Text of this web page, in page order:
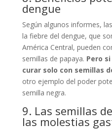
dengue
Según algunos informes,
la fiebre del dengue, que
América Central, pueden
semillas de papaya. Pero
curar solo con semillas
otro ejemplo del poder
semilla negra.
9. Las semillas
las molestias